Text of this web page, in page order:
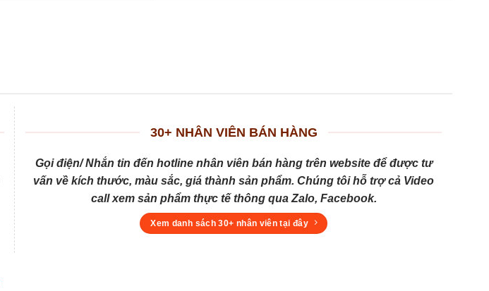
30+ NHÂN VIÊN BÁN HÀNG
Gọi điện/ Nhắn tin đến hotline nhân viên bán hàng trên website để được tư
vấn về kích thước, màu sắc, giá thành sản phẩm. Chúng tôi hỗ trợ cả Video
call xem sản phẩm thực tế thông qua Zalo, Facebook.
Xem danh sách 30+ nhân viên tại đây